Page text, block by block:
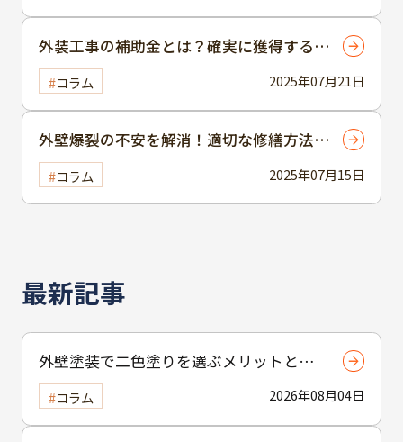
最新記事
外壁塗装で二色塗りを選ぶメリットと
は？おしゃれな外観を実現する塗り分け
テクニック
2026年08月04日
コラム
2025年07月21日
外装工事の補助金とは？確実に獲得するた
めの申請方法と注意点
コラム
2025年07月15日
外壁爆裂の不安を解消！適切な修繕方法と
は？
コラム